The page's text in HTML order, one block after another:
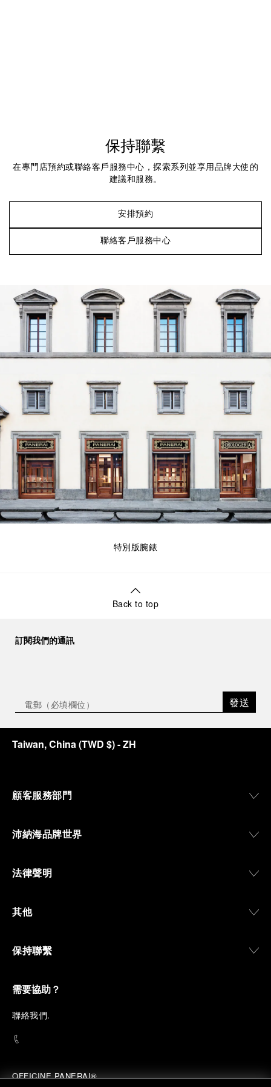
保持聯繫
在專門店預約或聯絡客戶服務中心，探索系列並享用品牌大使的
建議和服務。
安排預約
聯絡客戶服務中心
特別版腕錶
Back to top
訂閱我們的通訊
發送
Taiwan, China(TWD $)- ZH
顧客服務部門
沛納海品牌世界
法律聲明
其他
保持聯繫
需要協助？
聯絡我們.
OFFICINE PANERAI®